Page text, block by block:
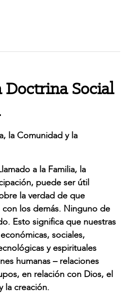
page address
Doctrina Social
la Comunidad y la
a la Familia, la
puede ser útil
la verdad de que
los demás. Ninguno de
Esto significa que nuestras
sociales,
y espirituales
humanas – relaciones
en relación con Dios, el
la creación.